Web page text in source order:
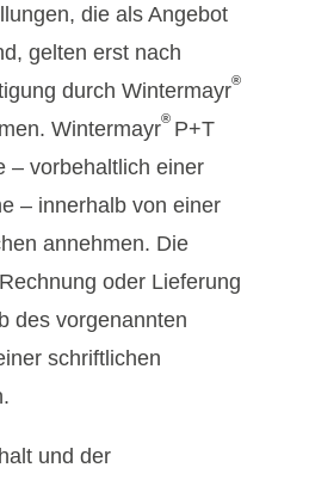
die als Angebot
gelten erst nach
durch Wintermayr®
Wintermayr® P+T
– vorbehaltlich einer
– innerhalb von einer
annehmen. Die
oder Lieferung
des vorgenannten
schriftlichen
und der